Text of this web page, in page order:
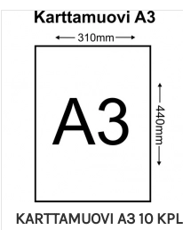
KARTTAMUOVI A3 10 KPL